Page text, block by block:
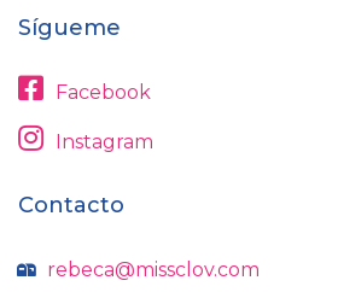
Sígueme
Facebook
Instagram
Contacto
rebeca@missclov.com